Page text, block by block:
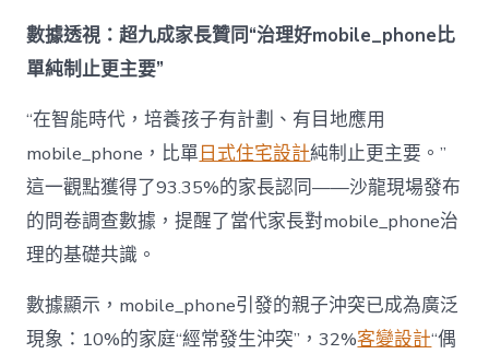
成
為
東
西”，
而
非
“家
庭
中
數據透視：超九成家長贊同“治理好mobile_phone比
單純制止更主要”
“在智能時代，培養孩子有計劃、有目地應用
mobile_phone，比單日式住宅設計純制止更主要。”
這一觀點獲得了93.35%的家長認同——沙龍現場發布
的問卷調查數據，提醒了當代家長對mobile_phone治
理的基礎共識。
數據顯示，mobile_phone引發的親子沖突已成為廣泛
現象：10%的家庭“經常發生沖突”，32%客變設計“偶